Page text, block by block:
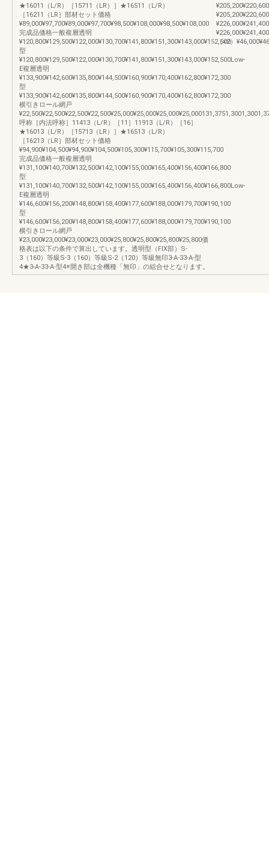
★16011（L/R）［15711（LR）］★16511（L/R）
［16211（LR］部材セット価格
¥89,000¥97,700¥89,000¥97,700¥98,500¥108,000¥98,500¥108,000
完成品価格一般複層透明
¥120,800¥129,500¥122,000¥130,700¥141,800¥151,300¥143,000¥152,500
型
¥120,800¥129,500¥122,000¥130,700¥141,800¥151,300¥143,000¥152,500Low-
E複層透明
¥133,900¥142,600¥135,800¥144,500¥160,900¥170,400¥162,800¥172,300
型
¥133,900¥142,600¥135,800¥144,500¥160,900¥170,400¥162,800¥172,300
横引きロール網戸
呼称［内法呼称］11413（L/R）［11］11913（L/R）［16］
★16013（L/R）［15713（LR）］★16513（L/R）
［16213（LR］部材セット価格
¥94,900¥104,500¥94,900¥104,500¥105,300¥115,700¥105,300¥115,700
完成品価格一般複層透明
¥131,100¥140,700¥132,500¥142,100¥155,000¥165,400¥156,400¥166,800
型
¥131,100¥140,700¥132,500¥142,100¥155,000¥165,400¥156,400¥166,800Low-
E複層透明
¥146,600¥156,200¥148,800¥158,400¥177,600¥188,000¥179,700¥190,100
型
¥146,600¥156,200¥148,800¥158,400¥177,600¥188,000¥179,700¥190,100
横引きロール網戸
¥23,000¥23,000¥23,000¥23,000¥25,800¥25,800¥25,800¥25,800価
格表は以下の条件で算出しています。透明型（FIX部）S-
3（160）等級S-3（160）等級S-2（120）等級無印3-A-33-A-型
4★3-A-33-A-型4※開き部は全機種「無印」の組合せとなります。
（×2）